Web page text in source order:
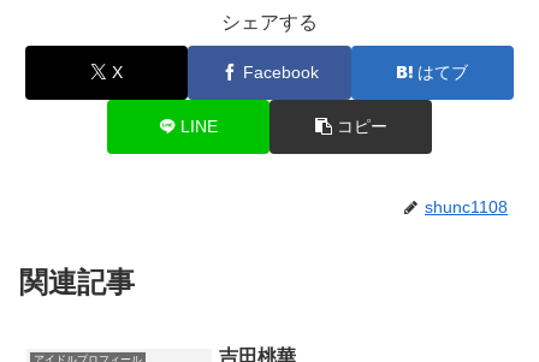
シェアする
X Facebook はてブ
LINE コピー
shunc1108
関連記事
アイドルプロフィール 吉田桃華